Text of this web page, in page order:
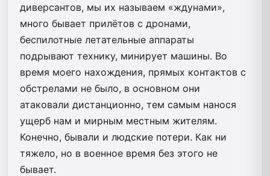
диверсантов, мы их называем «ждунами»,
много бывает прилётов с дронами,
беспилотные летательные аппараты
подрывают технику, минирует машины. Во
время моего нахождения, прямых контактов с
обстрелами не было, в основном они
атаковали дистанционно, тем самым нанося
ущерб нам и мирным местным жителям.
Конечно, бывали и людские потери. Как ни
тяжело, но в военное время без этого не
бывает.